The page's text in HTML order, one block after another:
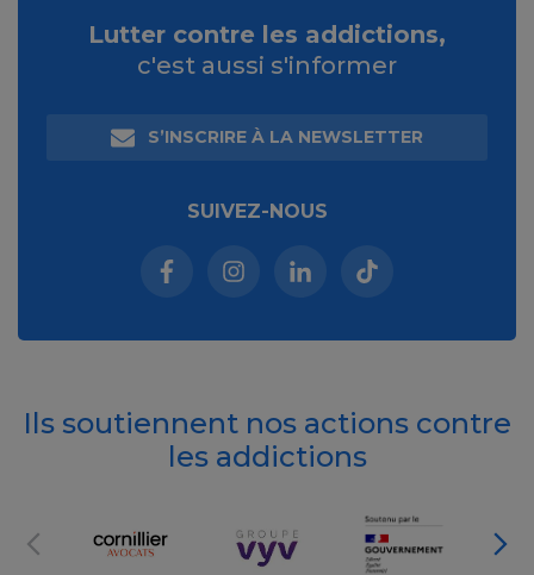
Lutter contre les addictions,
c'est aussi s'informer
S’INSCRIRE À LA NEWSLETTER
SUIVEZ-NOUS
Facebook (nouvelle fenêtre)
Instagram (nouvelle fenêtre)
Linkedin (nouvelle
Tiktok (nouvelle
Ils soutiennent nos actions contre
les addictions